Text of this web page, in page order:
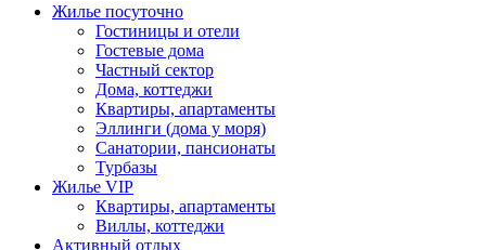
Жилье посуточно
Гостиницы и отели
Гостевые дома
Частный сектор
Дома, коттеджи
Квартиры, апартаменты
Эллинги (дома у моря)
Санатории, пансионаты
Турбазы
Жилье VIP
Квартиры, апартаменты
Виллы, коттеджи
Активный отдых